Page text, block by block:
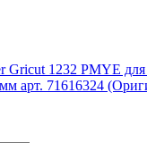
Gricut 1232 PMYE
арт. 71616324